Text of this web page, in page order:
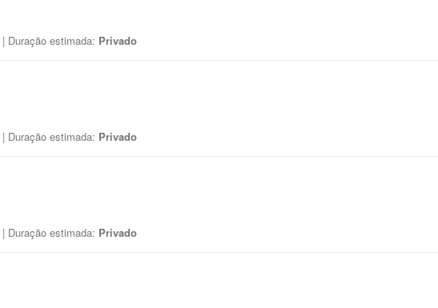
| Duração estimada: Privado
| Duração estimada: Privado
| Duração estimada: Privado